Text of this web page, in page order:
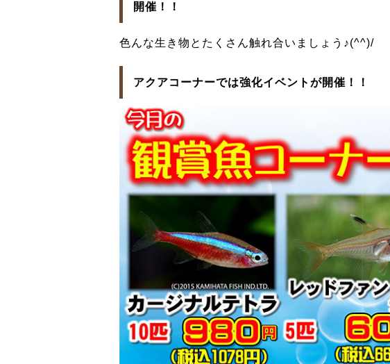
開催！！
色んな生き物とたくさん触れ合いましょう♪(^^)/
アクアコーナーでは強化イベントが開催！！